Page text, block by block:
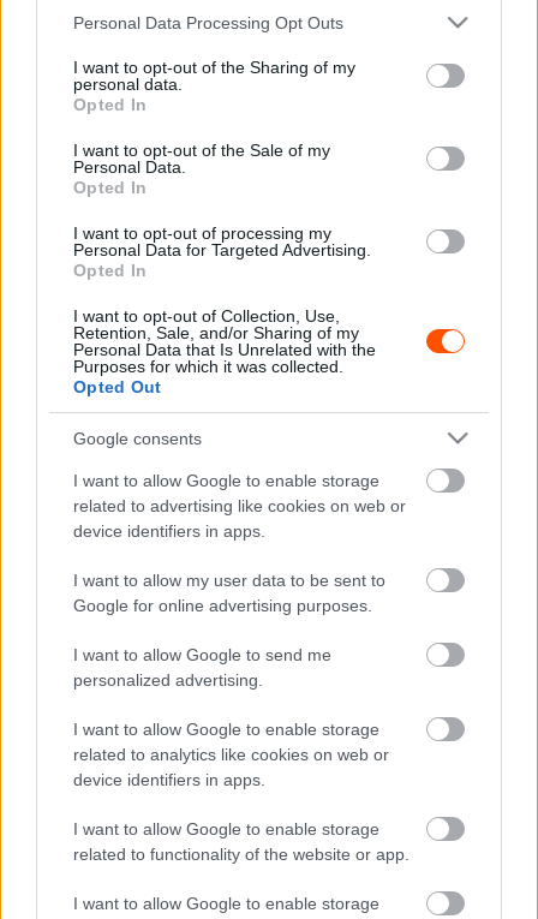
Please note that this website/app uses one or more Google
not limited to your visit or usage behaviour. You may click to
grant or deny consent to Google and its third-party tags to
use your data for below specified purposes in below Google
consent section.
Personal Data Processing Opt Outs
I want to opt-out of the Sharing of my
personal data.
Opted In
I want to opt-out of the Sale of my
Personal Data.
Opted In
I want to opt-out of processing my
Personal Data for Targeted Advertising.
Opted In
I want to opt-out of Collection, Use,
Retention, Sale, and/or Sharing of my
Personal Data that Is Unrelated with the
Purposes for which it was collected.
Opted Out
Google consents
I want to allow Google to enable storage
related to advertising like cookies on web or
device identifiers in apps.
I want to allow my user data to be sent to
Google for online advertising purposes.
I want to allow Google to send me
personalized advertising.
I want to allow Google to enable storage
related to analytics like cookies on web or
device identifiers in apps.
I want to allow Google to enable storage
related to functionality of the website or app.
I want to allow Google to enable storage
szakaszon azonban már az andorrai-spanyol kettős állt a
kategória élére, és miután a negyedik szakaszon
Monarriék kiállni kényszerültek végül simán, 48:02,4
spanyol riválisaik előtt.
A Suzuki azonban nemcsak a Rally Európa-bajnokságon
állt rajthoz korábban, hiszen a 2008-as Rally
Világbajnokságon
WRC-vel és finn Toni Gardemeister-Tomi Tuominen és
svéd Per-Gunnar Andersson-Jonas Andersson kettőssel
a gyártók bajnokságában az ötödik helyet szerezték meg
a Citroen, a Ford Abu Dhabi, a Subaru és a Stobart VK
Ford csapat mögött és a Munchi’s Ford csapat előtt.
Az egyéni bajnokságban PG Andersson volt a sikeresebb,
aki 12 ponttal a bajnokság 12. helyén, míg Gardemeister
10 ponttal a 13. helyén zárta a szezont.
Alberto Monarri ERC
Joan Vinyes
Kanári-Szigetek Rally
Per-Gunnar Andersson
Facebook X
Hund Gábor